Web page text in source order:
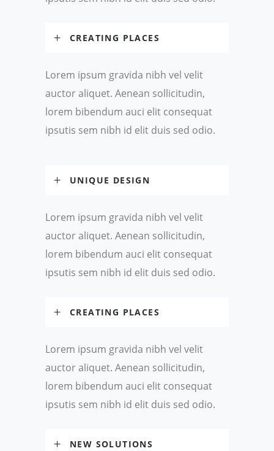
CREATING PLACES
Lorem ipsum gravida nibh vel velit
auctor aliquet. Aenean sollicitudin,
lorem bibendum auci elit consequat
ipsutis sem nibh id elit duis sed odio.
UNIQUE DESIGN
Lorem ipsum gravida nibh vel velit
auctor aliquet. Aenean sollicitudin,
lorem bibendum auci elit consequat
ipsutis sem nibh id elit duis sed odio.
CREATING PLACES
Lorem ipsum gravida nibh vel velit
auctor aliquet. Aenean sollicitudin,
lorem bibendum auci elit consequat
ipsutis sem nibh id elit duis sed odio.
NEW SOLUTIONS